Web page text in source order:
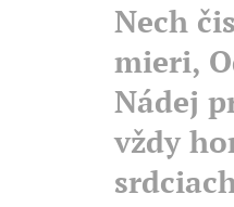
Nech
mieri,
Nádej
vždy